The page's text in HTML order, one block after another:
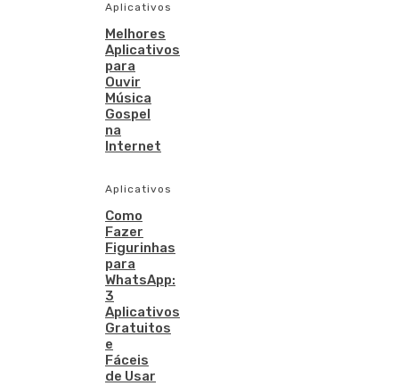
Aplicativos
Melhores
Aplicativos
para
Ouvir
Música
Gospel
na
Internet
Aplicativos
Como
Fazer
Figurinhas
para
WhatsApp:
3
Aplicativos
Gratuitos
e
Fáceis
de Usar